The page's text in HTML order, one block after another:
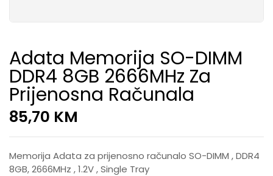
Adata Memorija SO-DIMM
DDR4 8GB 2666MHz Za
Prijenosna Računala
85,70 KM
Memorija Adata za prijenosno računalo SO-DIMM , DDR4
8GB, 2666MHz , 1.2V , Single Tray